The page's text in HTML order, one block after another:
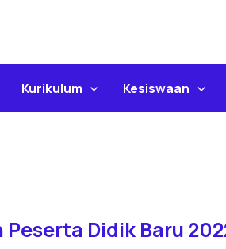
Kurikulum Kesiswaan
Peserta Didik Baru